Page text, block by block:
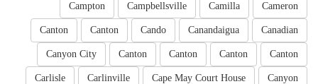
Cameron
Camilla
Campbellsville
Campton
Canadian
Canandaigua
Cando
Canton
Canton
Canton
Canton
Canton
Canton
Canyon City
Canyon
Cape May Court House
Carlinville
Carlisle